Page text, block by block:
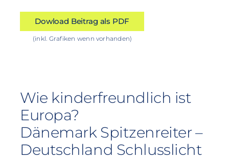
Dowload Beitrag als PDF
(inkl. Grafiken wenn vorhanden)
Wie kinderfreundlich ist
Europa?
Dänemark Spitzenreiter –
Deutschland Schlusslicht